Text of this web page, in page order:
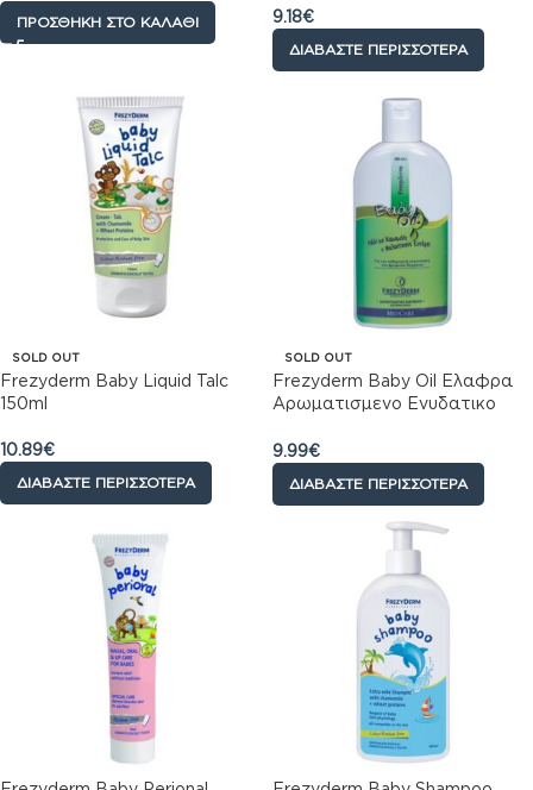
ΠΡΟΣΘΉΚΗ ΣΤΟ ΚΑΛΆΘΙ
9.18€
ΔΙΑΒΆΣΤΕ ΠΕΡΙΣΣΌΤΕΡΑ
SOLD OUT
Frezyderm Baby Liquid Talc
150ml
10.89€
ΔΙΑΒΆΣΤΕ ΠΕΡΙΣΣΌΤΕΡΑ
SOLD OUT
Frezyderm Baby Oil Ελαφρα
Αρωματισμενο Ενυδατικο
200ml
9.99€
ΔΙΑΒΆΣΤΕ ΠΕΡΙΣΣΌΤΕΡΑ